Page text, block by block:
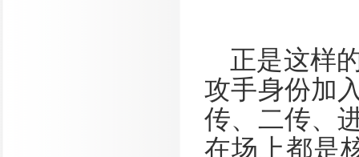
正是这样
攻手身份加
传、二传、
在场上都是